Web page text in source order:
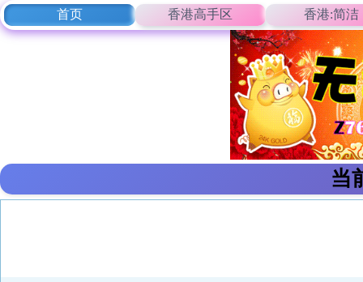
首页 香港高手区 香港:简洁
当